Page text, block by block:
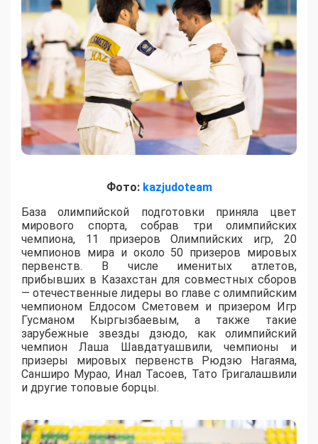
Фото: kazjudoteam
База олимпийской подготовки приняла цвет
мирового спорта, собрав три олимпийских
чемпиона, 11 призеров Олимпийских игр, 20
чемпионов мира и около 50 призеров мировых
первенств. В числе именитых атлетов,
прибывших в Казахстан для совместных сборов
— отечественные лидеры во главе с олимпийским
чемпионом Елдосом Сметовем и призером Игр
Гусманом Кыргызбаевым, а также такие
зарубежные звезды дзюдо, как олимпийский
чемпион Лаша Шавдатуашвили, чемпионы и
призеры мировых первенств Рюдзю Нагаяма,
Санширо Мурао, Инал Тасоев, Тато Григалашвили
и другие топовые борцы.